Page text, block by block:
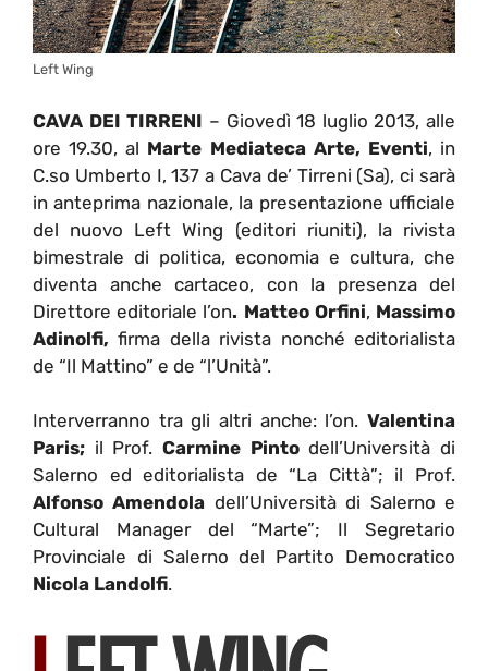
Left Wing
CAVA DEI TIRRENI – Giovedì 18 luglio 2013, alle
ore 19.30, al Marte Mediateca Arte, Eventi, in
C.so Umberto I, 137 a Cava de’ Tirreni (Sa), ci sarà
in anteprima nazionale, la presentazione ufficiale
del nuovo Left Wing (editori riuniti), la rivista
bimestrale di politica, economia e cultura, che
diventa anche cartaceo, con la presenza del
Direttore editoriale l’on. Matteo Orfini, Massimo
Adinolfi,firma della rivista nonché editorialista
de “Il Mattino” e de “l’Unità”.
Interverranno tra gli altri anche: l’on. Valentina
Paris; il Prof. Carmine Pintodell’Università di
Salerno ed editorialista de “La Città”; il Prof.
Alfonso Amendola dell’Università di Salerno e
Cultural Manager del “Marte”; Il Segretario
Provinciale di Salerno del Partito Democratico
Nicola Landolfi.